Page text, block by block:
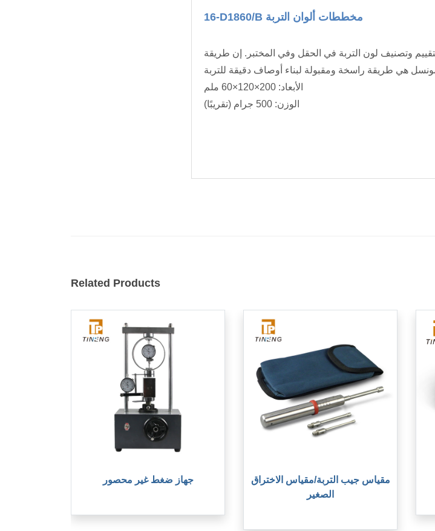
16-D1860/B مخططات ألوان التربة
وتصنيف لون التربة في الحقل وفي المختبر. إن طريقة
الأبعاد: 200×120×60 ملم
الوزن: 500 جرام (تقريبًا)
Related Products
جهاز ضغط غير محصور
مقياس جيب التربة/مقياس الاختراق
الصغير